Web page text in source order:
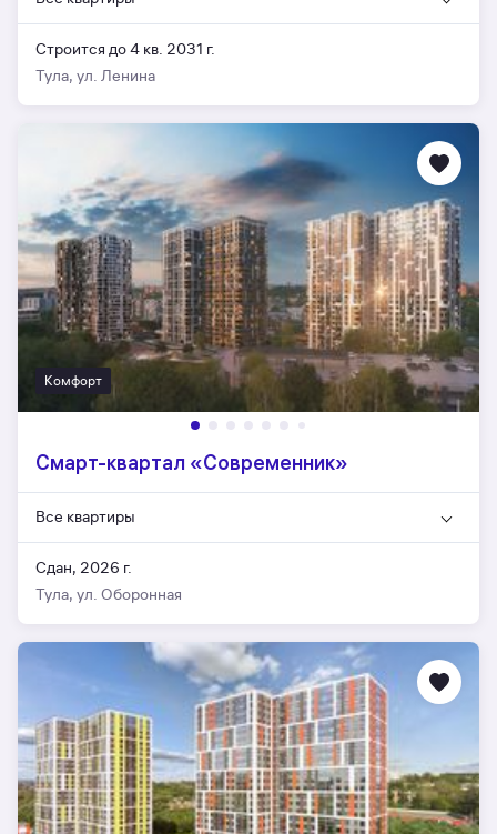
Строится до 4 кв. 2031 г.
Тула, ул. Ленина
Комфорт
Смарт-квартал «Современник»
Все квартиры
Сдан, 2026 г.
Тула, ул. Оборонная